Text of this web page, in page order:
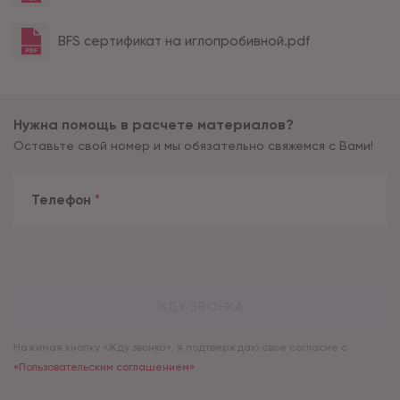
BFS сертификат на иглопробивной.pdf
Нужна помощь в расчете материалов?
Оставьте свой номер и мы обязательно свяжемся с Вами!
Телефон *
Нажимая кнопку «Жду звонка», я подтверждаю свое согласие с
«Пользовательским соглашением»